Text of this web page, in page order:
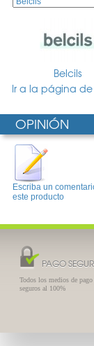
Belcils
Ir a la página de
OPINIÓN
Escriba un
este producto
PAGO
Todos los medios de pago
seguros al 100%